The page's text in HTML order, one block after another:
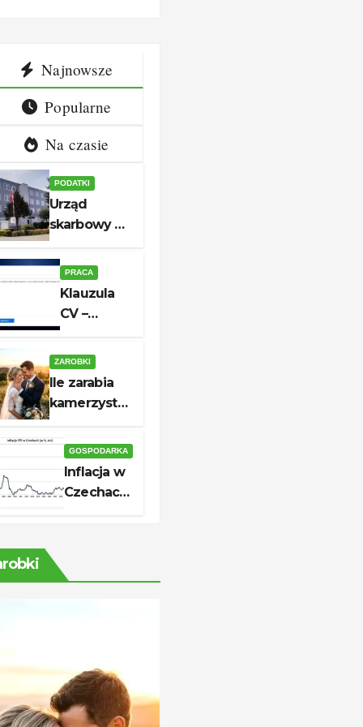
i
Najnowsze
Popularne
Na czasie
PODATKI
Urząd
skarbowy w
Białogardzie
– adres,
godziny i
kontakt
PRACA
Klauzula
CV –
aktualny
wzór do
skutecznej
ZAROBKI
Ile zarabia
kamerzysta?
Stawki i
realne
zarobki
GOSPODARKA
Inflacja w
Czechach
oznacza